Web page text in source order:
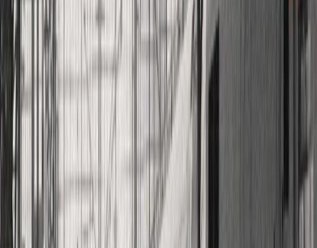
Κατάλληλο
Ενηλίκων